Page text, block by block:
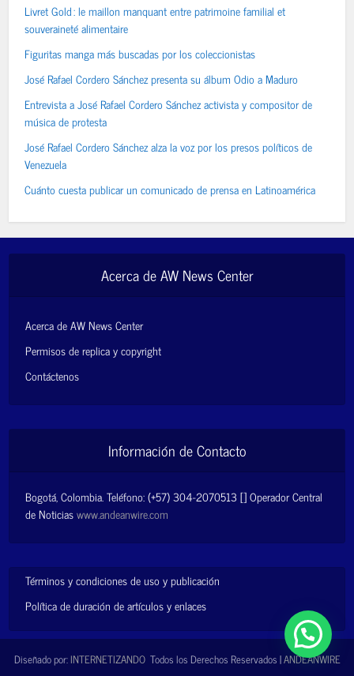
Livret Gold : le maillon manquant entre patrimoine familial et
souveraineté alimentaire
Figuritas manga más buscadas por los coleccionistas
José Rafael Cordero Sánchez presenta su álbum Odio a Maduro
Entrevista a José Rafael Cordero Sánchez activista y compositor de
música de protesta
José Rafael Cordero Sánchez alza la voz por los presos políticos de
Venezuela
Cuánto cuesta publicar un comunicado de prensa en Latinoamérica
Acerca de AW News Center
Acerca de AW News Center
Permisos de replica y copyright
Contáctenos
Información de Contacto
Bogotá, Colombia. Teléfono: (+57) 304-2070513 [] Operador Central
de Noticiaswww.andeanwire.com
Términos y condiciones de uso y publicación
Política de duración de artículos y enlaces
Diseñado por:INTERNETIZANDOTodos los Derechos Reservados |ANDEANWIRE